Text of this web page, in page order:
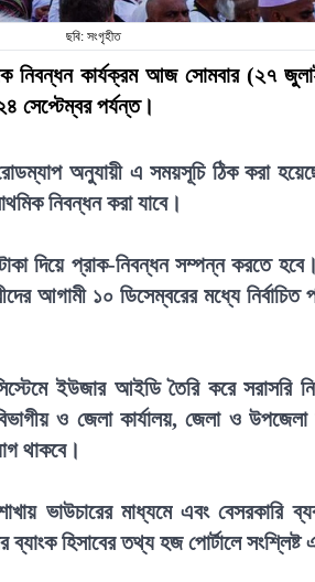
ছবি: সংগৃহীত
নিবন্ধন কার্যক্রম আজ সোমবার (২৭
সেপ্টেম্বর পর্যন্ত।
অনুযায়ী এ সময়সূচি ঠিক করা
নিবন্ধন করা যাবে।
দিয়ে প্রাক-নিবন্ধন সম্পন্ন করতে
আগামী ১০ ডিসেম্বরের মধ্যে
ইউজার আইডি তৈরি করে সরাসরি
ও জেলা কার্যালয়, জেলা ও
থাকবে।
ভাউচারের মাধ্যমে এবং বেসরকারি
ব্যাংক হিসাবের তথ্য হজ পোর্টালে